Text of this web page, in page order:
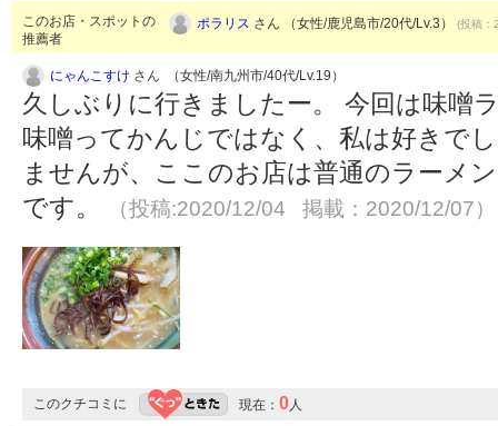
このお店・スポットの
推薦者
ポラリス さん （女性/鹿児島市/20代/Lv.3） (投稿
にゃんこすけ さん （女性/南九州市/40代/Lv.19）
久しぶりに行きましたー。 今回は味噌
味噌ってかんじではなく、私は好きで
ませんが、ここのお店は普通のラーメ
です。
（投稿:2020/12/04 掲載：2020/12/07）
このクチコミに 現在： 0 人